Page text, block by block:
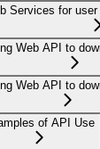
Services for
Web API to
Web API to
of API Use